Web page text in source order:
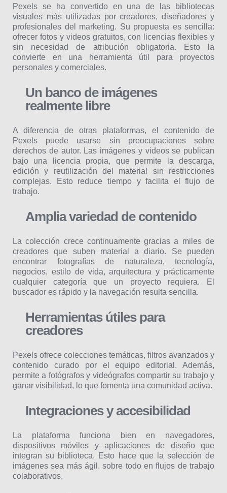
Pexels se ha convertido en una de las bibliotecas
visuales más utilizadas por creadores, diseñadores y
profesionales del marketing. Su propuesta es sencilla:
ofrecer fotos y videos gratuitos, con licencias flexibles y
sin necesidad de atribución obligatoria. Esto la
convierte en una herramienta útil para proyectos
personales y comerciales.
Un banco de imágenes
realmente libre
A diferencia de otras plataformas, el contenido de
Pexels puede usarse sin preocupaciones sobre
derechos de autor. Las imágenes y videos se publican
bajo una licencia propia, que permite la descarga,
edición y reutilización del material sin restricciones
complejas. Esto reduce tiempo y facilita el flujo de
trabajo.
Amplia variedad de contenido
La colección crece continuamente gracias a miles de
creadores que suben material a diario. Se pueden
encontrar fotografías de naturaleza, tecnología,
negocios, estilo de vida, arquitectura y prácticamente
cualquier categoría que un proyecto requiera. El
buscador es rápido y la navegación resulta sencilla.
Herramientas útiles para
creadores
Pexels ofrece colecciones temáticas, filtros avanzados y
contenido curado por el equipo editorial. Además,
permite a fotógrafos y videógrafos compartir su trabajo y
ganar visibilidad, lo que fomenta una comunidad activa.
Integraciones y accesibilidad
La plataforma funciona bien en navegadores,
dispositivos móviles y aplicaciones de diseño que
integran su biblioteca. Esto hace que la selección de
imágenes sea más ágil, sobre todo en flujos de trabajo
colaborativos.